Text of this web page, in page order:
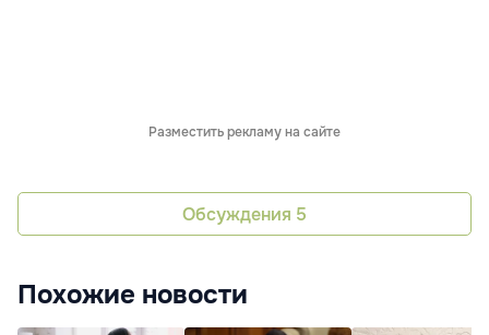
Разместить рекламу на сайте
Обсуждения 5
Похожие новости